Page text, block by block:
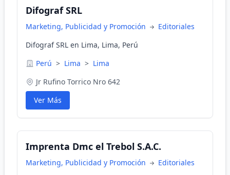
Difograf SRL
Marketing, Publicidad y Promoción
Editoriales
Difograf SRL en Lima, Lima, Perú
Perú > Lima > Lima
Jr Rufino Torrico Nro 642
Ver Más
Imprenta Dmc el Trebol S.A.C.
Marketing, Publicidad y Promoción
Editoriales